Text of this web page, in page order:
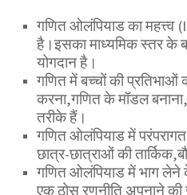
गणित ओलंपियाड का
है।इसका माध्यमिक स्तर के
योगदान है।
गणित में बच्चों की प्रतिभाओं
करना,गणित के मॉडल
तरीके हैं।
गणित ओलंपियाड में
छात्र-छात्राओं की
गणित ओलंपियाड में भाग लेने
एक ठोस रणनीति अपनाने